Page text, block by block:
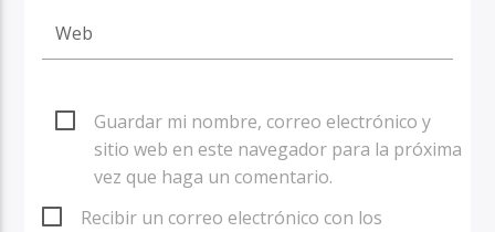
Guardar mi nombre, correo electrónico y
sitio web en este navegador para la próxima
vez que haga un comentario.
Recibir un correo electrónico con los